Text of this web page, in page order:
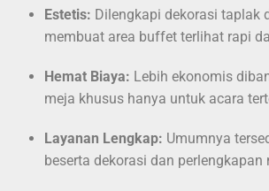
Estetis: Dilengkapi dekorasi taplak
membuat area buffet terlihat rapi
Hemat Biaya: Lebih ekonomis
meja khusus hanya untuk acara
Layanan Lengkap: Umumnya
beserta dekorasi dan